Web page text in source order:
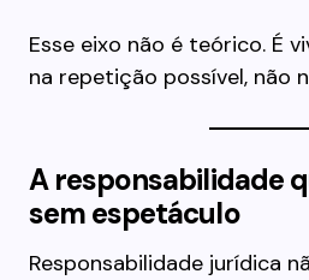
Esse eixo não é teórico. É
na repetição possível, não
A responsabilidade
sem espetáculo
Responsabilidade jurídica